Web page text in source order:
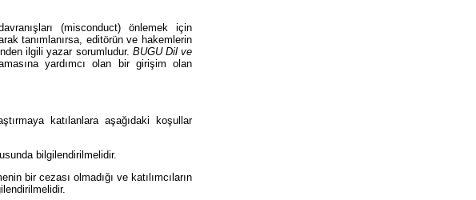
(misconduct) önlemek için
tanımlanırsa, editörün ve hakemlerin
ilgili yazar sorumludur. BUGU Dil ve
yardımcı olan bir girişim olan
katılanlara aşağıdaki koşullar
bilgilendirilmelidir.
bir cezası olmadığı ve katılımcıların